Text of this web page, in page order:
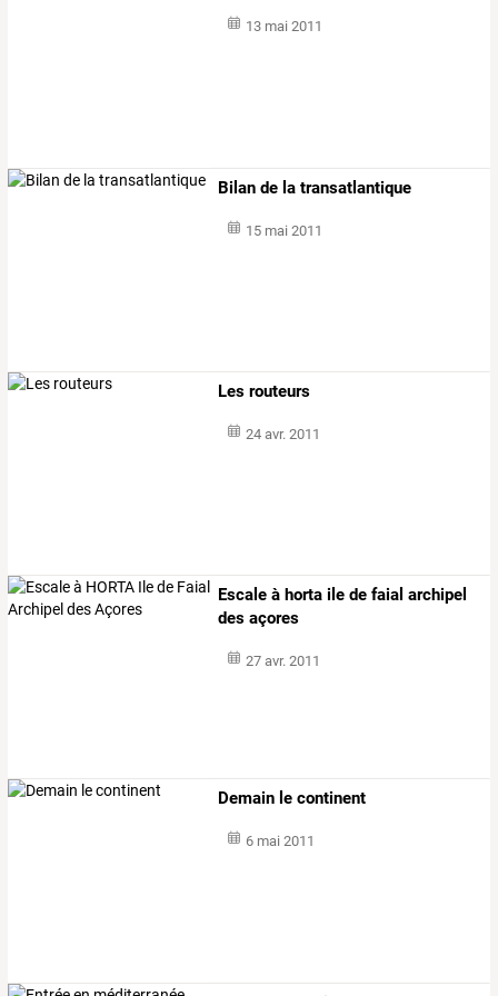
13 mai 2011
Bilan de la transatlantique
15 mai 2011
Les routeurs
24 avr. 2011
Escale à horta ile de faial archipel
des açores
27 avr. 2011
Demain le continent
6 mai 2011